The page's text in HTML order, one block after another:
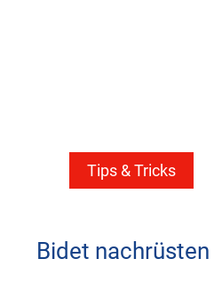
Tips & Tricks
Bidet nachrüsten